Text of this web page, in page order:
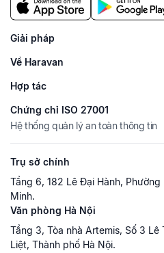
Giải pháp
Về Haravan
Hợp tác
Chứng chỉ ISO 27001
Hệ thống quản lý an toàn thông tin
Trụ sở chính
Tầng 6, 182 Lê Đại Hành,
Minh.
Văn phòng Hà Nội
Tầng 3, Tòa nhà Artemis, Số 3 Lê
Liệt, Thành phố Hà Nội.